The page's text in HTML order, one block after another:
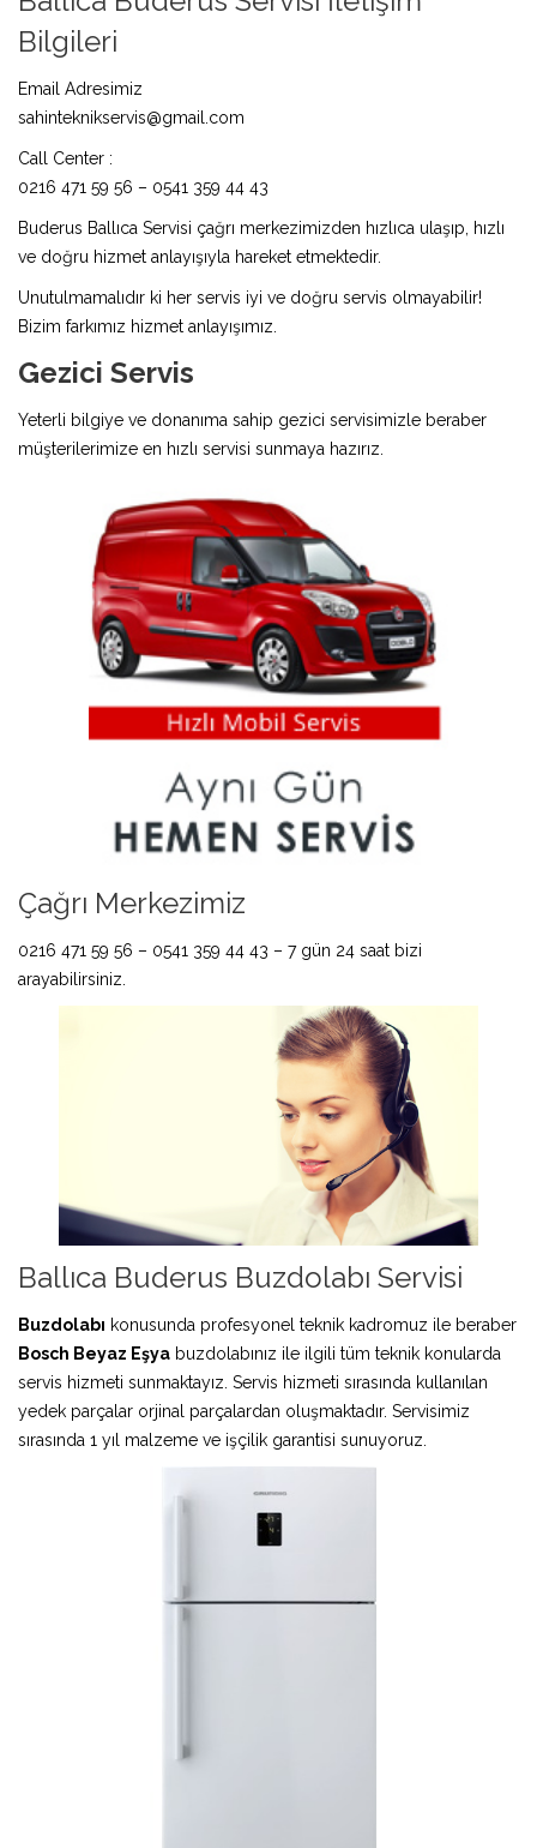
Bilgileri
Email Adresimiz
sahinteknikservis@gmail.com
Call Center :
0216 471 59 56 – 0541 359 44 43
Buderus Ballıca Servisi çağrı merkezimizden hızlıca ulaşıp, hızlı
ve doğru hizmet anlayışıyla hareket etmektedir.
Unutulmamalıdır ki her servis iyi ve doğru servis olmayabilir!
Bizim farkımız hizmet anlayışımız.
Gezici Servis
Yeterli bilgiye ve donanıma sahip gezici servisimizle beraber
müşterilerimize en hızlı servisi sunmaya hazırız.
Çağrı Merkezimiz
0216 471 59 56 – 0541 359 44 43 – 7 gün 24 saat bizi
arayabilirsiniz.
Ballıca Buderus Buzdolabı Servisi
Buzdolabı konusunda profesyonel teknik kadromuz ile beraber
Bosch Beyaz Eşya buzdolabınız ile ilgili tüm teknik konularda
servis hizmeti sunmaktayız. Servis hizmeti sırasında kullanılan
yedek parçalar orjinal parçalardan oluşmaktadır. Servisimiz
sırasında 1 yıl malzeme ve işçilik garantisi sunuyoruz.